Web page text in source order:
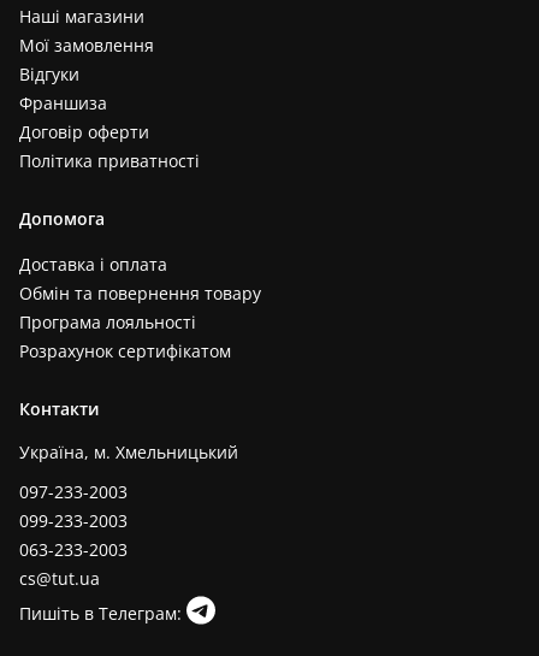
Наші магазини
Мої замовлення
Відгуки
Франшиза
Договір оферти
Політика приватності
Допомога
Доставка і оплата
Обмін та повернення товару
Програма лояльності
Розрахунок сертифікатом
Контакти
Україна, м. Хмельницький
097-233-2003
099-233-2003
063-233-2003
cs@tut.ua
Пишіть в Телеграм: